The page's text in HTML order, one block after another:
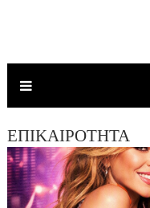
ΕΠΙΚΑΙΡΟΤΗΤΑ